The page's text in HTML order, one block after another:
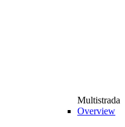
Multistrada
Overview